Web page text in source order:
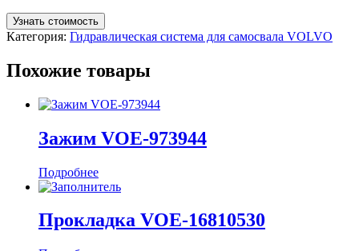
Узнать стоимость
Категория: Гидравлическая система для самосвала VOLVO
Похожие товары
Зажим VOE-973944
Подробнее
Прокладка VOE-16810530